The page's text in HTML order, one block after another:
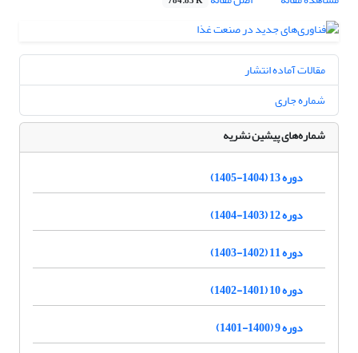
مقالات آماده انتشار
شماره جاری
شماره‌های پیشین نشریه
دوره 13 (1404-1405)
دوره 12 (1403-1404)
دوره 11 (1402-1403)
دوره 10 (1401-1402)
دوره 9 (1400-1401)